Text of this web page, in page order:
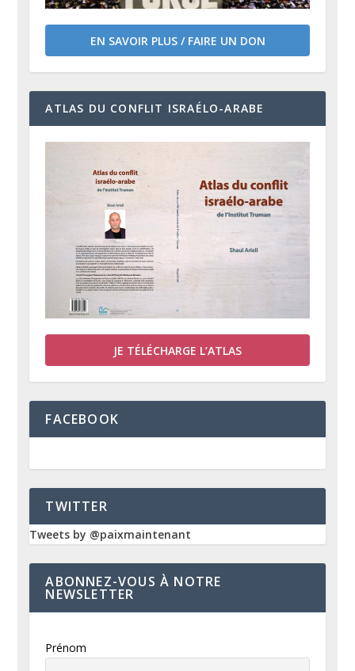
EN SAVOIR PLUS / FAIRE UN DON
ATLAS DU CONFLIT ISRAÉLO-ARABE
JE TÉLÉCHARGE L’ATLAS
FACEBOOK
TWITTER
Tweets by @paixmaintenant
ABONNEZ-VOUS À NOTRE
NEWSLETTER
Prénom